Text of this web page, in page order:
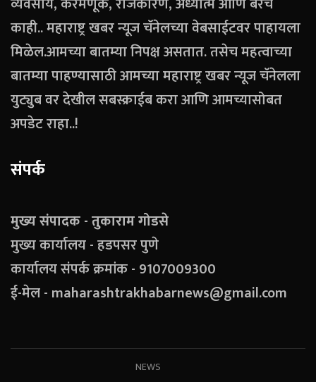
काही.. महाराष्ट्र खबर न्यूज चॅनेलच्या वेबसाईटवर पाहायला
मिळेल.आमच्या बातम्या निपक्ष असतात. तसेच महत्वाच्या
बातम्या पाहण्यासाठी आमच्या महाराष्ट्र खबर न्यूज चॅनेलला
युट्युब वर देखील सबस्क्राईब करा आणि आमच्यासोबत
अपडेट राहा..!
संपर्क
मुख्य संपादक - तुकाराम गोडसे
मुख्य कार्यालय - हडपसर पुणे
कार्यालय संपर्क क्रमांक - 9107009300
ई-मेल - maharashtrakhabarnews@gmail.com
NEWS